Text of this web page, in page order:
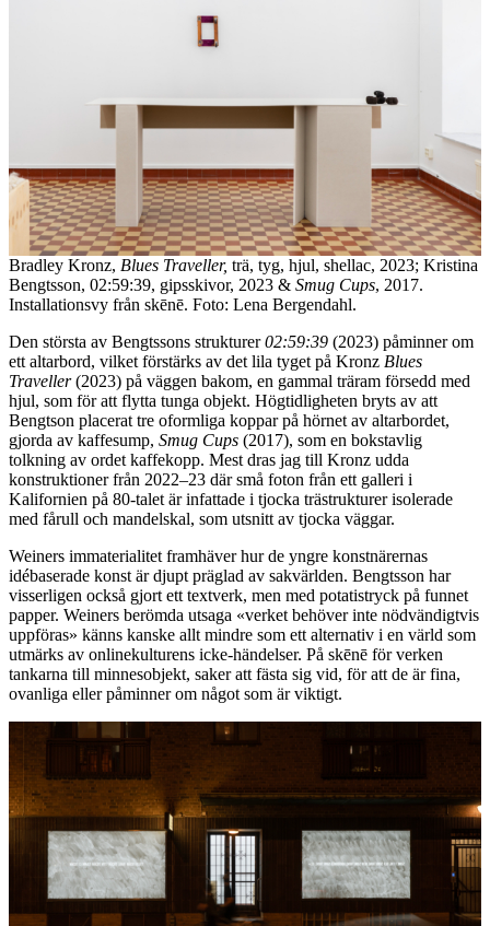
Bradley Kronz, Blues Traveller, trä, tyg, hjul, shellac, 2023; Kristina
Bengtsson, 02:59:39, gipsskivor, 2023 & Smug Cups, 2017.
Installationsvy från skēnē. Foto: Lena Bergendahl.
Den största av Bengtssons strukturer02:59:39 (2023) påminner om
ett altarbord, vilket förstärks av det lila tyget på Kronz Blues
Traveller(2023) på väggen bakom, en gammal träram försedd med
hjul, som för att flytta tunga objekt. Högtidligheten bryts av att
Bengtson placerat tre oformliga koppar på hörnet av altarbordet,
gjorda av kaffesump, Smug Cups (2017), som en bokstavlig
tolkning av ordet kaffekopp. Mest dras jag till Kronz udda
konstruktioner från 2022–23 där små foton från ett galleri i
Kalifornien på 80-talet är infattade i tjocka trästrukturer isolerade
med fårull och mandelskal, som utsnitt av tjocka väggar.
Weiners immaterialitet framhäver hur de yngre konstnärernas
idébaserade konst är djupt präglad av sakvärlden. Bengtsson har
visserligen också gjort ett textverk, men med potatistryck på funnet
papper. Weiners berömda utsaga «verket behöver inte nödvändigtvis
uppföras» känns kanske allt mindre som ett alternativ i en värld som
utmärks av onlinekulturens icke-händelser. På skēnē för verken
tankarna till minnesobjekt, saker att fästa sig vid, för att de är fina,
ovanliga eller påminner om något som är viktigt.